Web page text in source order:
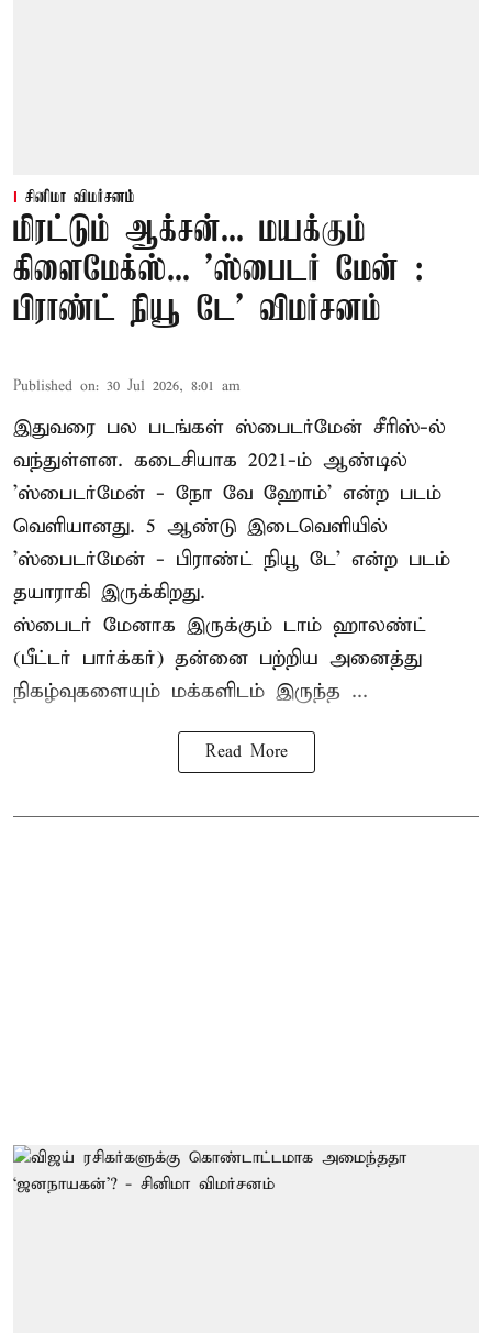
சினிமா விமர்சனம்
மிரட்டும் ஆக்சன்... மயக்கும்
கிளைமேக்ஸ்... 'ஸ்பைடர் மேன் :
பிராண்ட் நியூ டே' விமர்சனம்
Published on: 30 Jul 2026, 8:01 am
இதுவரை பல படங்கள் ஸ்பைடர்மேன் சீரிஸ்-ல்
வந்துள்ளன. கடைசியாக 2021-ம் ஆண்டில்
'ஸ்பைடர்மேன் - நோ வே ஹோம்' என்ற படம்
வெளியானது. 5 ஆண்டு இடைவெளியில்
'ஸ்பைடர்மேன் - பிராண்ட் நியூ டே' என்ற படம்
தயாராகி இருக்கிறது.
ஸ்பைடர் மேனாக இருக்கும் டாம் ஹாலண்ட்
(பீட்டர் பார்க்கர்) தன்னை பற்றிய அனைத்து
நிகழ்வுகளையும் மக்களிடம் இருந்த ...
Read More